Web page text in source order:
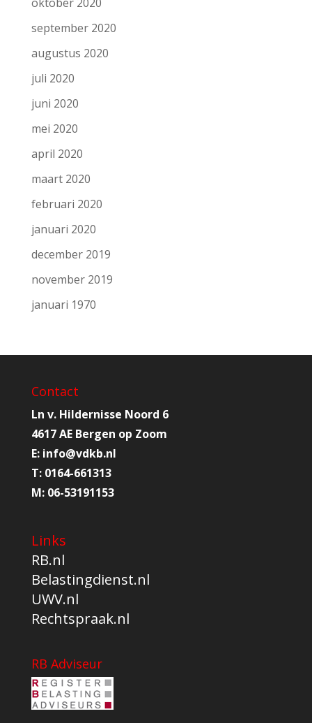
september 2020
augustus 2020
juli 2020
juni 2020
mei 2020
april 2020
maart 2020
februari 2020
januari 2020
december 2019
november 2019
januari 1970
Contact
Ln v. Hildernisse Noord 6
4617 AE Bergen op Zoom
E: info@vdkb.nl
T: 0164-661313
M: 06-53191153
Links
RB.nl
Belastingdienst.nl
UWV.nl
Rechtspraak.nl
RB Adviseur